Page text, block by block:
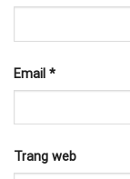
Email *
Trang web